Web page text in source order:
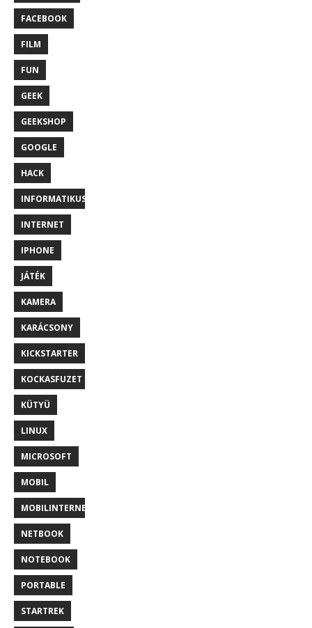
FACEBOOK
FILM
FUN
GEEK
GEEKSHOP
GOOGLE
HACK
INFORMATIKUS
INTERNET
IPHONE
JÁTÉK
KAMERA
KARÁCSONY
KICKSTARTER
KOCKASFUZET
KÜTYÜ
LINUX
MICROSOFT
MOBIL
MOBILINTERNET
NETBOOK
NOTEBOOK
PORTABLE
STARTREK